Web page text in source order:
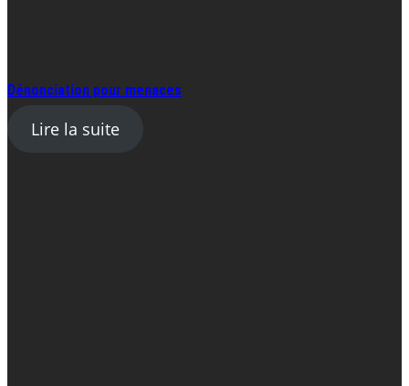
Dénonciation pour menaces
Lire la suite